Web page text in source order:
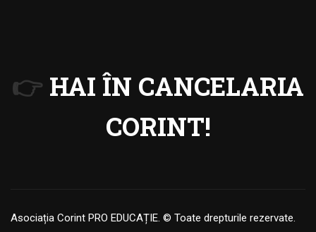
👉 HAI ÎN CANCELARIA
CORINT!
Asociația Corint PRO EDUCAȚIE. © Toate drepturile rezervate.